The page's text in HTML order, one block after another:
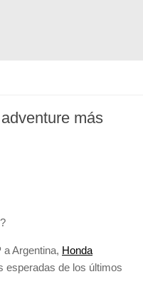
más
a Argentina, Honda
esperadas de los últimos